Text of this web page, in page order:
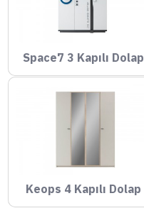
Space7 3 Kapılı Dolap
Keops 4 Kapılı Dolap